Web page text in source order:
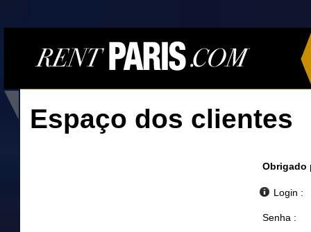
Espaço dos clientes
Obrigado
Login :
Senha :